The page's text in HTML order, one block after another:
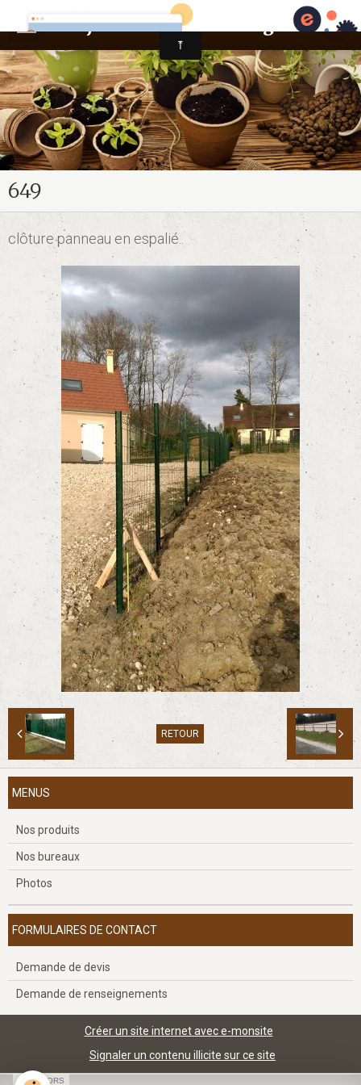
Les jardins de richebourg
Accueil
Album
Contact
649
clôture panneau en espalié..
RETOUR
MENUS
Nos produits
Nos bureaux
Photos
FORMULAIRES DE CONTACT
Demande de devis
Demande de renseignements
Créer un site internet avec e-monsite
Signaler un contenu illicite sur ce site
SPONSORS